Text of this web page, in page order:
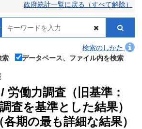
政府統計一覧に戻る（すべて解除）
検索のしかた
索
データベース、ファイル内を検索
労働力調査（旧基準：
査を基準とした結果）
期の最も詳細な結果）